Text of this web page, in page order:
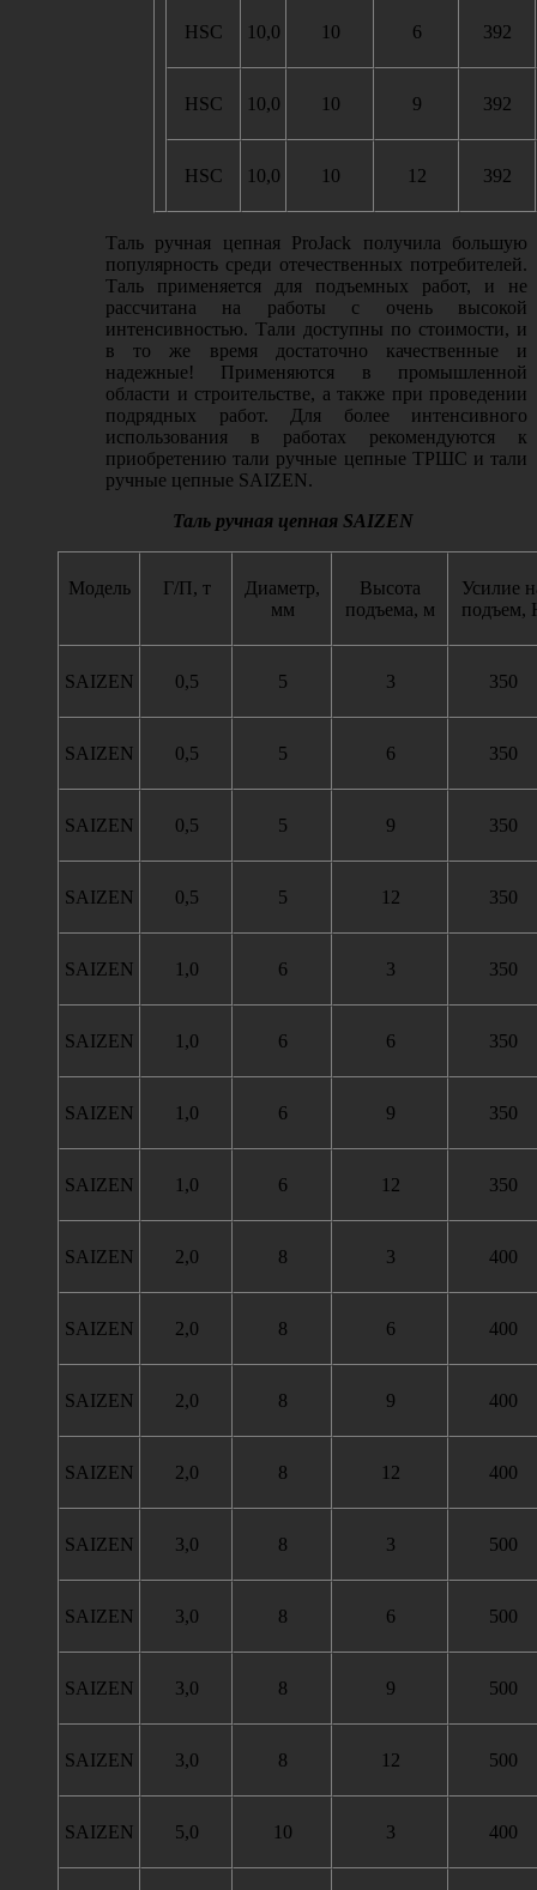
HSC 10,0 10 6 392
HSC 10,0 10 9 392
HSC 10,0 10 12 392
Таль ручная цепная ProJack получила большую
популярность среди отечественных потребителей.
Таль применяется для подъемных работ, и не
рассчитана на работы с очень высокой
интенсивностью. Тали доступны по стоимости, и
в то же время достаточно качественные и
надежные! Применяются в промышленной
области и строительстве, а также при проведении
подрядных работ. Для более интенсивного
использования в работах рекомендуются к
приобретению тали ручные цепные ТРШС и тали
ручные цепные SAIZEN.
Таль ручная цепная SAIZEN
Модель Г/П, т
Диаметр,
мм
Высота
подъема, м
Усилие
подъем,
SAIZEN 0,5 5 3 350
SAIZEN 0,5 5 6 350
SAIZEN 0,5 5 9 350
SAIZEN 0,5 5 12 350
SAIZEN 1,0 6 3 350
SAIZEN 1,0 6 6 350
SAIZEN 1,0 6 9 350
SAIZEN 1,0 6 12 350
SAIZEN 2,0 8 3 400
SAIZEN 2,0 8 6 400
SAIZEN 2,0 8 9 400
SAIZEN 2,0 8 12 400
SAIZEN 3,0 8 3 500
SAIZEN 3,0 8 6 500
SAIZEN 3,0 8 9 500
SAIZEN 3,0 8 12 500
SAIZEN 5,0 10 3 400